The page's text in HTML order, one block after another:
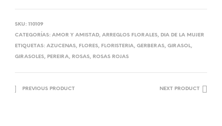
SKU: 110109
CATEGORÍAS: AMOR Y AMISTAD, ARREGLOS FLORALES, DIA DE LA MUJER
ETIQUETAS: AZUCENAS, FLORES, FLORISTERIA, GERBERAS, GIRASOL,
GIRASOLES, PEREIRA, ROSAS, ROSAS ROJAS
PREVIOUS PRODUCT NEXT PRODUCT